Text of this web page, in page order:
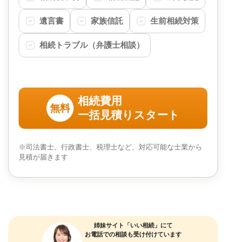
遺言書 家族信託 生前相続対策
相続トラブル（弁護士相談）
無料
相続費用
一括見積りスタート
※司法書士、行政書士、税理士など、対応可能な士業から
見積が届きます
姉妹サイト「いい相続」にて
お電話での相談も受け付けています